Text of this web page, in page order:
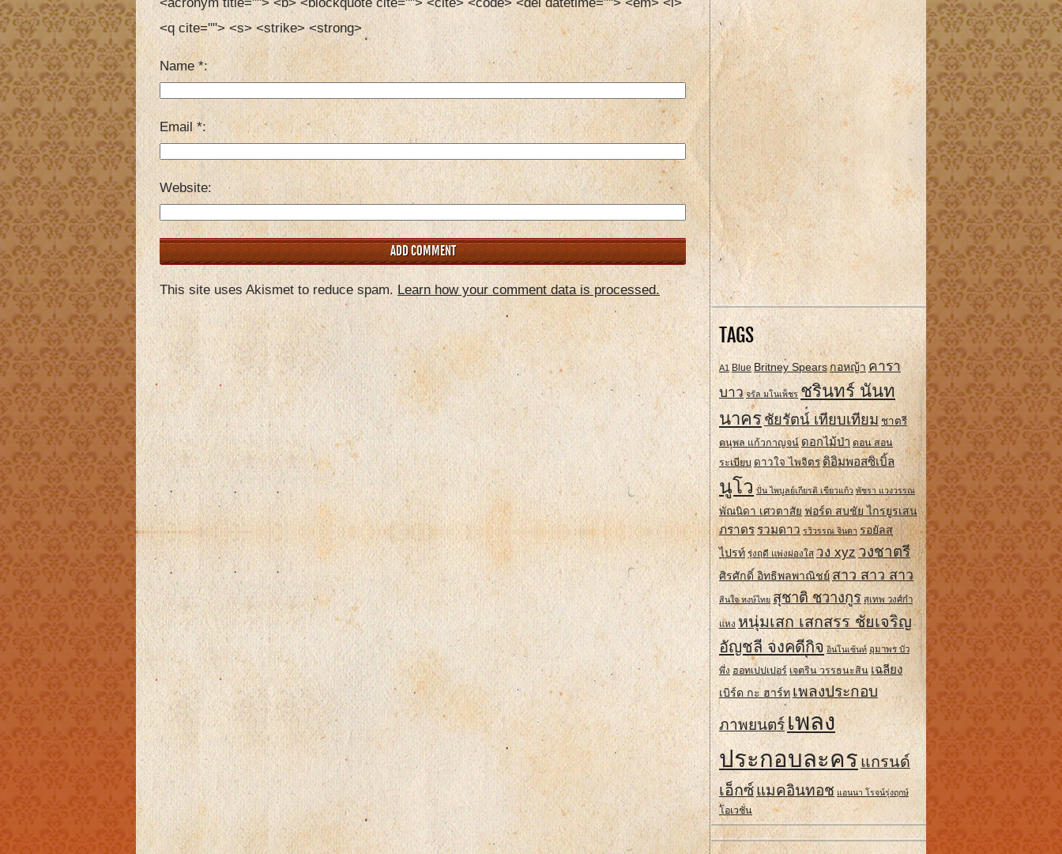
TAGS
A1 Blue Britney Spearsกอหญ้า คารา
บาว จรัล มโนเพ็ชร ชรินทร์ นันท
นาครชัยรัตน์ เทียบเทียม ชาตรี
ดนุพล แก้วกาญจน์ ดอกไม้ป่า ดอน สอน
ระเบียบ ดาวใจ ไพจิตร ดิอิมพอสซิเบิ้ล
นูโว ปั่น ไพบูลย์เกียรติ เขียวแก้ว พัชรา แวงวรรณ
พัณนิดา เศวตาสัย ฟอร์ด สบชัย ไกรยูรเสน
ภราดร รวมดาว รวิวรรณ จินดา รอยัลส
ไปรท์ รุ่งฤดี แพ่งผ่องใส วง xyz วงชาตรี
ศิรศักดิ์ อิทธิพลพาณิชย์สาว สาว สาว
สินใจ หงษ์ไทย สุชาติ ชวางกูร สุเทพ วงศ์กํา
แหง หนุ่มเสก เสกสรร ชัยเจริญ
อัญชลี จงคดีกิจ อินโนเซ้นท์ อุมาพร บัว
พึ่ง ฮอทเปปเปอร์ เจตริน วรรธนะสิน เฉลียง
เบิร์ด กะ ฮาร์ท เพลงประกอบ
ภาพยนตร์เพลง
ประกอบละคร แกรนด์
เอ็กซ์แมคอินทอช แอนนา โรจน์รุ่งฤกษ์
โอเวชั่น
<q cite=""> <s> <strike> <strong>
Name*
Email*
Website
This site uses Akismet to reduce spam. Learn how your comment data is processed.